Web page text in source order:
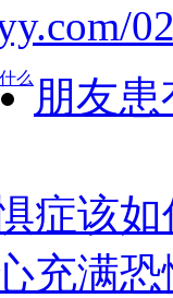
么 朋友
症该
充满